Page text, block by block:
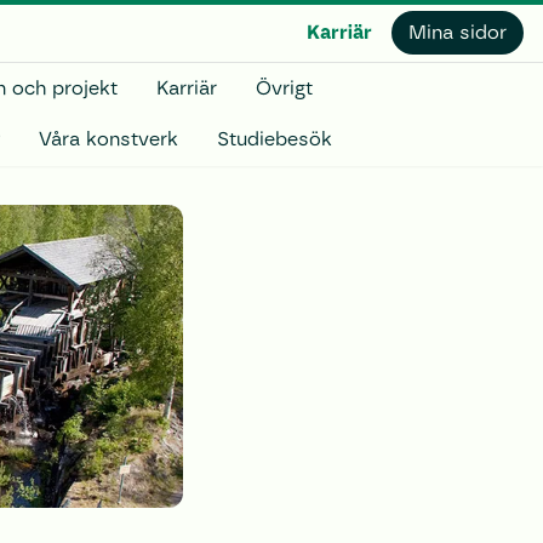
Karriär Mina sidor
och projekt Karriär Övrigt
Våra konstverk Studiebesök